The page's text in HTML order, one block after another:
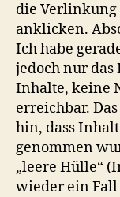
die Verlinkung
anklicken.
Ich habe
jedoch nur das
Inhalte, keine
erreichbar.
hin, dass
genommen
„leere Hülle“
wieder ein